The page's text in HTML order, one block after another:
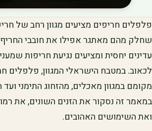
פלפלים חריפים מציעים מגוון רחב של
שחלק מהם מאתגר אפילו את חובבי החריף
עדינים יחסית ומציעים נגיעת חריפות
לכאוב. במטבח הישראלי המגוון, פלפלים
מקומם במגוון מאכלים, מהזחוג התימני
במאמר זה נסקור את הזנים השונים, את
ואת השימושים האהובים.